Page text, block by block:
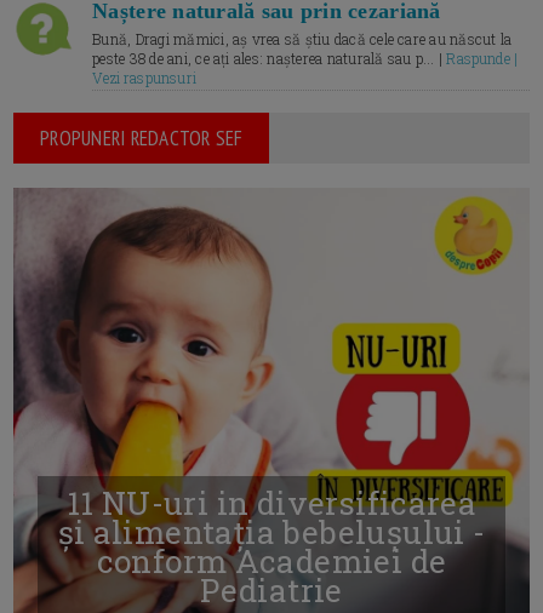
Naștere naturală sau prin cezariană
Bună, Dragi mămici, aș vrea să știu dacă cele care au născut la
peste 38 de ani, ce ați ales: nașterea naturală sau p... |Raspunde |
Vezi raspunsuri
PROPUNERI REDACTOR SEF
11 NU-uri in diversificarea
și alimentația bebelușului -
conform Academiei de
Pediatrie